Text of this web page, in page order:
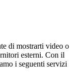
di mostrarti video o
esterni. Con il
i seguenti servizi